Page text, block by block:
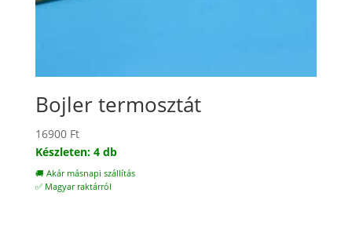
Bojler termosztát
16900 Ft
Készleten: 4 db
🚚 Akár másnapi szállítás
✅ Magyar raktárról